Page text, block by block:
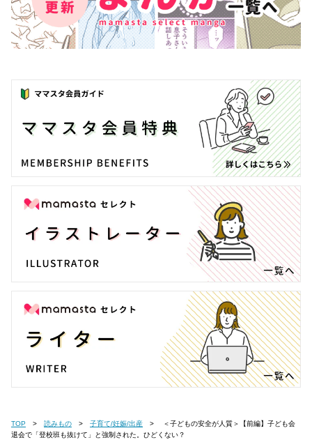
TOP 読みもの 子育て/妊娠/出産
退会で「登校班も抜けて」と強制された。ひどくない？